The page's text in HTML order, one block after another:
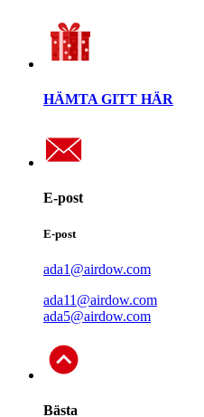
HÄMTA GITT HÄR
E-post
E-post
ada1@airdow.com
ada11@airdow.com
ada5@airdow.com
Bästa